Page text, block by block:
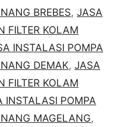
BREBES, JASA
FILTER KOLAM
INSTALASI POMPA
DEMAK, JASA
FILTER KOLAM
INSTALASI POMPA
MAGELANG,